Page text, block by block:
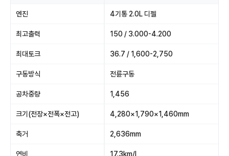
엔진 4기통 2.0L 디젤
최고출력 150 / 3.000-4.200
최대토크 36.7 / 1,600-2,750
구동방식 전륜구동
공차중량 1,456
크기(전장×전폭×전고) 4,280×1,790×1,460mm
축거 2,636mm
연비 17.3km/l